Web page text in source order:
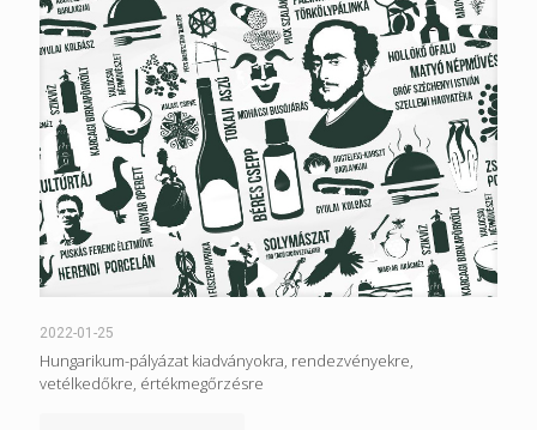
2022-01-25
Hungarikum-pályázat kiadványokra, rendezvényekre,
vetélkedőkre, értékmegőrzésre